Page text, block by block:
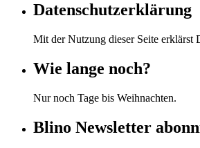
Datenschutzerklärung
Mit der Nutzung dieser Seite erklärst
Wie lange noch?
Nur noch Tage bis Weihnachten.
Blino Newsletter